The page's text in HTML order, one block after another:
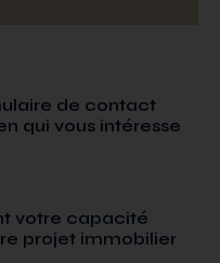
de contact
qui vous intéresse
votre capacité
projet immobilier